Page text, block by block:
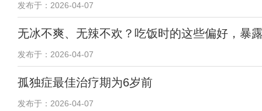
发布于：2026-04-07
无冰不爽、无辣不欢？吃饭时的这些偏好，暴
发布于：2026-04-07
孤独症最佳治疗期为6岁前
发布于：2026-04-07